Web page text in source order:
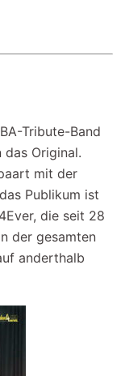
Tribute-Band
das Original.
mit der
Publikum ist
die seit 28
der gesamten
anderthalb